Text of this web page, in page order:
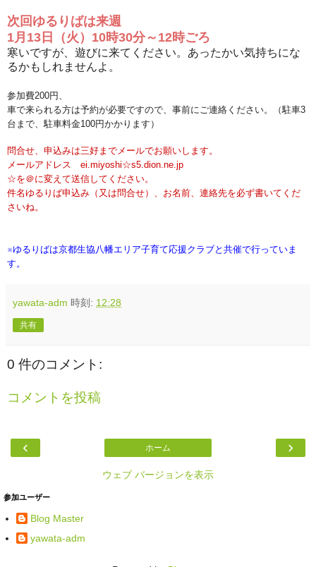
次回ゆるりばは来週
1月13日（火）10時30分～12時ごろ
寒いですが、遊びに来てください。あったかい気持ちにな
るかもしれませんよ。
参加費200円、
車で来られる方は予約が必要ですので、事前にご連絡ください。（駐車3
台まで、駐車料金100円かかります）
問合せ、申込みは三好までメールでお願いします。
メールアドレス ei.miyoshi☆s5.dion.ne.jp
☆を＠に変えて送信してください。
件名ゆるりば申込み（又は問合せ）、お名前、連絡先を必ず書いてくだ
さいね。
※ゆるりばは京都生協八幡エリア子育て応援クラブと共催で行っていま
す。
yawata-adm 時刻: 12:28
共有
0 件のコメント:
コメントを投稿
‹ ›
ホーム
ウェブ バージョンを表示
参加ユーザー
Blog Master
yawata-adm